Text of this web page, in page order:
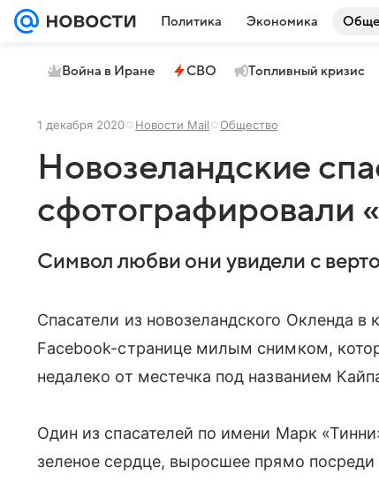
Политика Экономика
Война в Иране СВО Топливный кризис
1 декабря 2020 Новости Mail Общество
Новозеландские
сфотографировали
Символ любви они увидели с
Спасатели из новозеландского Окленда в
Facebook-странице милым снимком,
недалеко от местечка под названием
Один из спасателей по имени Марк
зеленое сердце, выросшее прямо посреди